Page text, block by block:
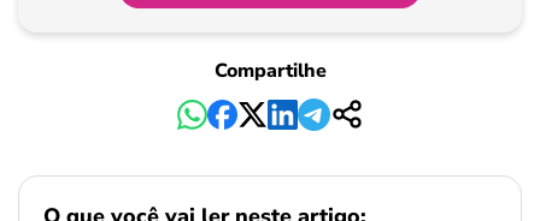
Compartilhe